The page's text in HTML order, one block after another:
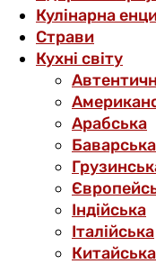
Кулінарна
Страви
Кухні світу
Арабська
Баварська
Індійська
Італійська
Китайська